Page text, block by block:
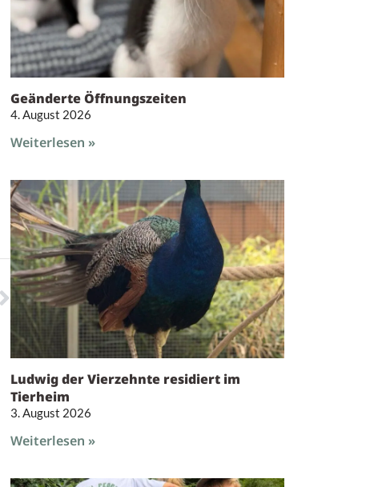
Geänderte Öffnungszeiten
4. August 2026
Weiterlesen »
Ludwig der Vierzehnte residiert im
Tierheim
3. August 2026
Weiterlesen »